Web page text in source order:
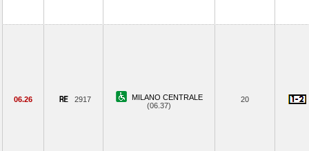
06.26 2917
MILANO CENTRALE
(06.37)
20